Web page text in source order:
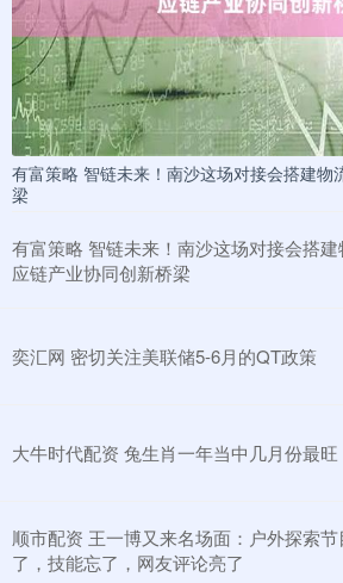
有富策略 智链未来！南沙这场对接会搭建物
梁
有富策略 智链未来！南沙这场对接会搭
应链产业协同创新桥梁
奕汇网 密切关注美联储5-6月的QT政策
大牛时代配资 兔生肖一年当中几月份最旺
顺市配资 王一博又来名场面：户外探索
了，技能忘了，网友评论亮了